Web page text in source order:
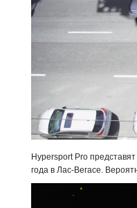
Hypersport Pro
года в Лас-Вегасе.